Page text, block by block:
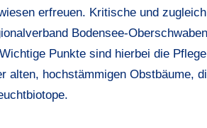
erfreuen. Kritische und
Bodensee-
Punkte sind hierbei die
alten, hochstämmigen Obstbäume,